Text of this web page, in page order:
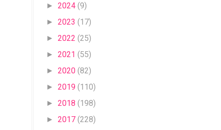
► 2024 (9)
► 2023 (17)
► 2022 (25)
► 2021 (55)
► 2020 (82)
► 2019 (110)
► 2018 (198)
► 2017 (228)